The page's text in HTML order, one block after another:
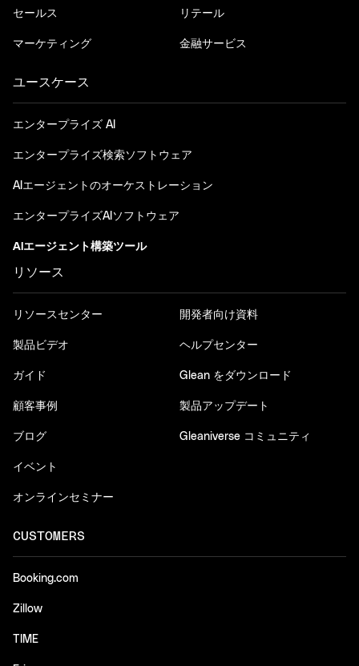
セールス
マーケティング
リテール
金融サービス
ユースケース
エンタープライズ AI
エンタープライズ検索ソフトウェア
AIエージェントのオーケストレーション
エンタープライズAIソフトウェア
AIエージェント構築ツール
リソース
リソースセンター
製品ビデオ
ガイド
顧客事例
ブログ
イベント
オンラインセミナー
開発者向け資料
ヘルプセンター
Glean をダウンロード
製品アップデート
Gleaniverse コミュニティ
CUSTOMERS
Booking.com
Zillow
TIME